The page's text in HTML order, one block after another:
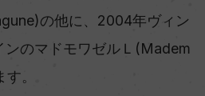
の他に、2004年ヴィン
ンのマドモワゼルＬ(Madem
。